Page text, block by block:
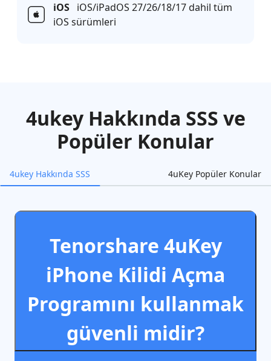
iOS iOS/iPadOS 27/26/18/17 dahil tüm
iOS sürümleri
4ukey Hakkında SSS ve
Popüler Konular
4ukey Hakkında SSS 4uKey Popüler Konular
Tenorshare 4uKey
iPhone Kilidi Açma
Programını kullanmak
güvenli midir?